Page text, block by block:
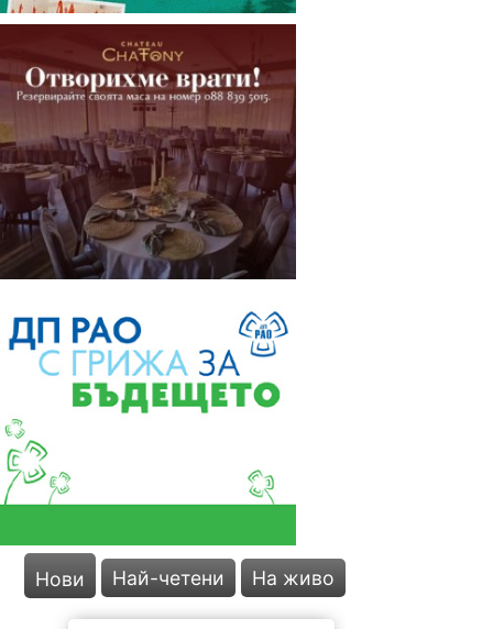
Нови Най-четени На живо